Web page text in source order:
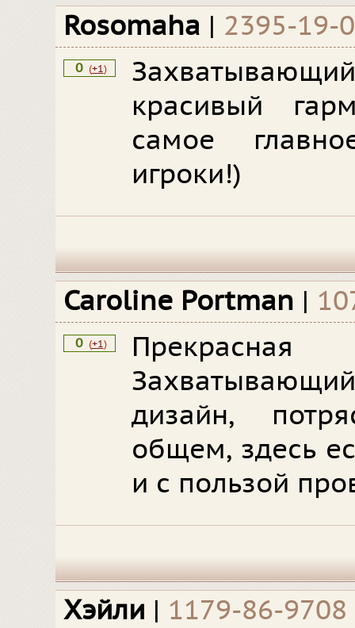
Rosomaha | 2395-19-
0 (+1)
красивый
самое
игроки!)
Caroline Portman |
0 (+1)
дизайн,
общем, здесь
и с пользой
Хэйли | 1179-86-9708